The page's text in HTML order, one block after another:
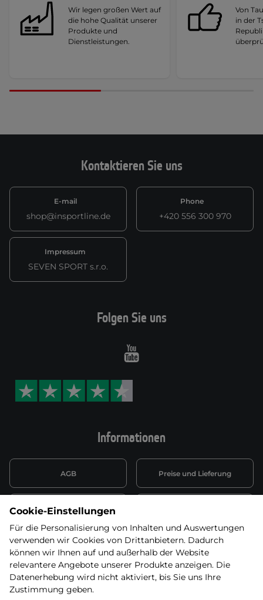
Wir legen großen Wert auf
die hohe Qualität unserer
Produkte und
Dienstleistungen.
Von
in der
Kontaktieren Sie uns
E-mail
shop@insportline.de
Phone
+420 556 300 970
Impressum
SEVEN SPORT s.r.o.
Informationen
AGB Preise und Lieferung
Datenschutzerklärung
Wiederufsbelehrung mit Link
zum Formular
Batterieentsorgung
Informationen zu Elektro-
und Elektonikgeräten
Widerruf erklären
Folgen Sie uns
Youtube
Cookie-Einstellungen
Für die Personalisierung von Inhalten und Auswertungen
verwenden wir Cookies von Drittanbietern. Dadurch
können wir Ihnen auf und außerhalb der Website
relevantere Angebote unserer Produkte anzeigen. Die
Datenerhebung wird nicht aktiviert, bis Sie uns Ihre
Zustimmung geben.